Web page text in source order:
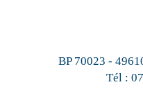
BP 70023 -
Tél :